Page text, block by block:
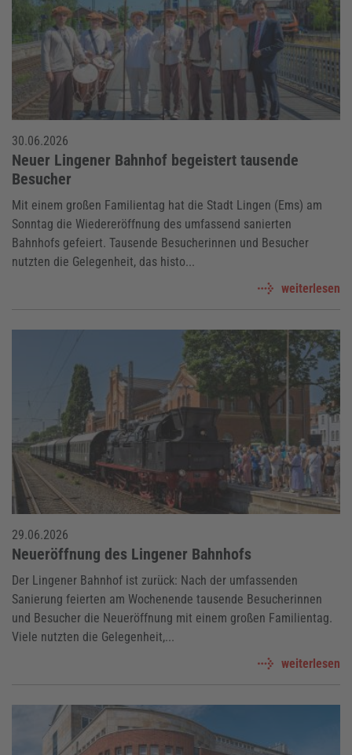
30.06.2026
Neuer Lingener Bahnhof begeistert tausende
Besucher
Mit einem großen Familientag hat die Stadt Lingen (Ems) am
Sonntag die Wiedereröffnung des umfassend sanierten
Bahnhofs gefeiert. Tausende Besucherinnen und Besucher
nutzten die Gelegenheit, das histo...
weiterlesen
29.06.2026
Neueröffnung des Lingener Bahnhofs
Der Lingener Bahnhof ist zurück: Nach der umfassenden
Sanierung feierten am Wochenende tausende Besucherinnen
und Besucher die Neueröffnung mit einem großen Familientag.
Viele nutzten die Gelegenheit,...
weiterlesen